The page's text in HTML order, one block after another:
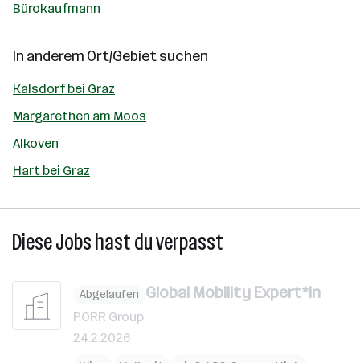
Bürokaufmann
In anderem Ort/Gebiet suchen
Kalsdorf bei Graz
Margarethen am Moos
Alkoven
Hart bei Graz
Diese Jobs hast du verpasst
Abgelaufen Global Mobility Expert*in
PORR Group
24.2.2026